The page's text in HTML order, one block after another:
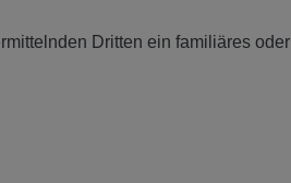
Dritten ein familiäres oder